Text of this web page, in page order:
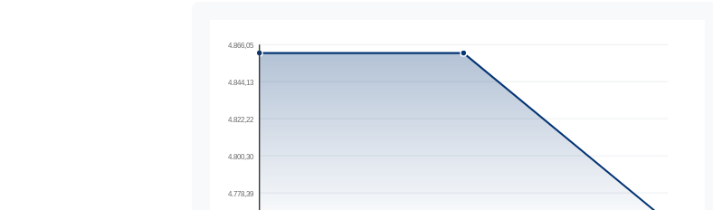
4.866,05
4.844,13
4.822,22
4.800,30
4.778,39